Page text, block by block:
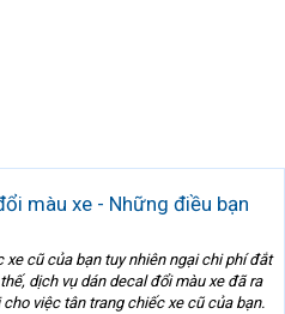
màu xe - Những điều bạn
xe cũ của bạn tuy nhiên ngại chi phí đắt
dịch vụ dán decal đổi màu xe đã ra
việc tân trang chiếc xe cũ của bạn.